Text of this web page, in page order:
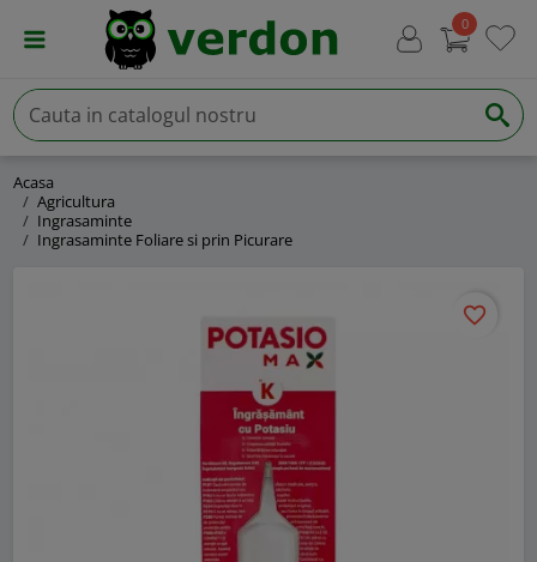
0
Acasa
Agricultura
Ingrasaminte
Ingrasaminte Foliare si prin Picurare
favorite_border